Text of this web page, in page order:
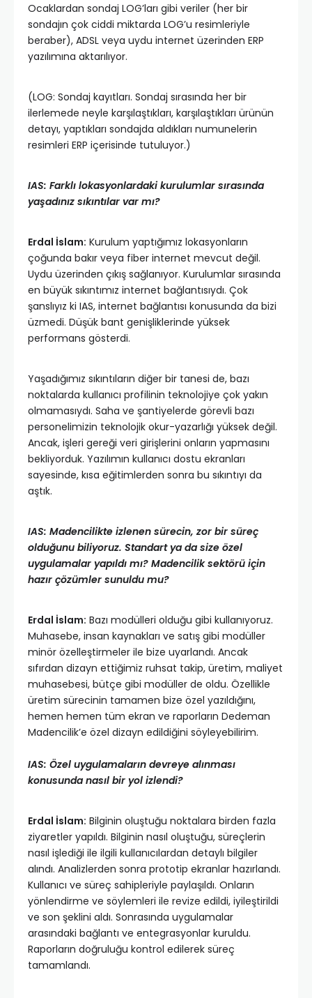
Ocaklardan sondaj LOG’ları gibi veriler (her bir
sondajın çok ciddi miktarda LOG’u resimleriyle
beraber), ADSL veya uydu internet üzerinden ERP
yazılımına aktarılıyor.
(LOG: Sondaj kayıtları. Sondaj sırasında her bir
ilerlemede neyle karşılaştıkları, karşılaştıkları ürünün
detayı, yaptıkları sondajda aldıkları numunelerin
resimleri ERP içerisinde tutuluyor.)
IAS: Farklı lokasyonlardaki kurulumlar sırasında
yaşadınız sıkıntılar var mı?
Erdal İslam: Kurulum yaptığımız lokasyonların
çoğunda bakır veya fiber internet mevcut değil.
Uydu üzerinden çıkış sağlanıyor. Kurulumlar sırasında
en büyük sıkıntımız internet bağlantısıydı. Çok
şanslıyız ki IAS, internet bağlantısı konusunda da bizi
üzmedi. Düşük bant genişliklerinde yüksek
performans gösterdi.
Yaşadığımız sıkıntıların diğer bir tanesi de, bazı
noktalarda kullanıcı profilinin teknolojiye çok yakın
olmamasıydı. Saha ve şantiyelerde görevli bazı
personelimizin teknolojik okur-yazarlığı yüksek değil.
Ancak, işleri gereği veri girişlerini onların yapmasını
bekliyorduk. Yazılımın kullanıcı dostu ekranları
sayesinde, kısa eğitimlerden sonra bu sıkıntıyı da
aştık.
IAS: Madencilikte izlenen sürecin, zor bir süreç
olduğunu biliyoruz. Standart ya da size özel
uygulamalar yapıldı mı? Madencilik sektörü için
hazır çözümler sunuldu mu?
Erdal İslam: Bazı modülleri olduğu gibi kullanıyoruz.
Muhasebe, insan kaynakları ve satış gibi modüller
minör özelleştirmeler ile bize uyarlandı. Ancak
sıfırdan dizayn ettiğimiz ruhsat takip, üretim, maliyet
muhasebesi, bütçe gibi modüller de oldu. Özellikle
üretim sürecinin tamamen bize özel yazıldığını,
hemen hemen tüm ekran ve raporların Dedeman
Madencilik’e özel dizayn edildiğini söyleyebilirim.
IAS: Özel uygulamaların devreye alınması
konusunda nasıl bir yol izlendi?
Erdal İslam: Bilginin oluştuğu noktalara birden fazla
ziyaretler yapıldı. Bilginin nasıl oluştuğu, süreçlerin
nasıl işlediği ile ilgili kullanıcılardan detaylı bilgiler
alındı. Analizlerden sonra prototip ekranlar hazırlandı.
Kullanıcı ve süreç sahipleriyle paylaşıldı. Onların
yönlendirme ve söylemleri ile revize edildi, iyileştirildi
ve son şeklini aldı. Sonrasında uygulamalar
arasındaki bağlantı ve entegrasyonlar kuruldu.
Raporların doğruluğu kontrol edilerek süreç
tamamlandı.